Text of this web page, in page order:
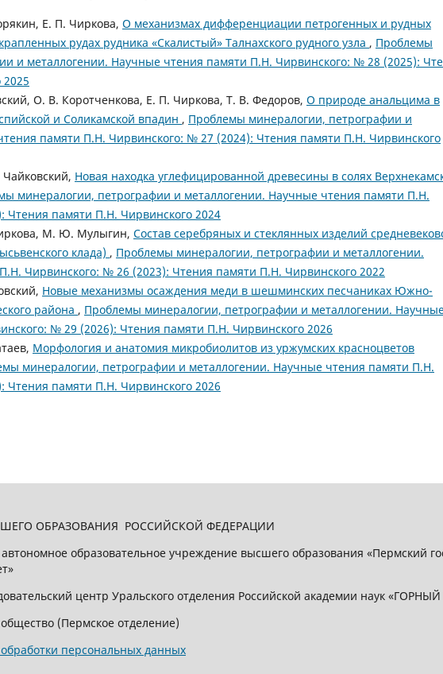
Е. П. Чиркова, О механизмах дифференциации петрогенных и рудных
рудах рудника «Скалистый» Талнахского рудного узла , Проблемы
и металлогении. Научные чтения памяти П.Н. Чирвинского: № 28 (2025):
О. В. Коротченкова, Е. П. Чиркова, Т. В. Федоров, О природе анальцима в
и Соликамской впадин , Проблемы минералогии, петрографии и
памяти П.Н. Чирвинского: № 27 (2024): Чтения памяти П.Н. Чирвинского
Новая находка углефицированной древесины в солях
минералогии, петрографии и металлогении. Научные чтения памяти П.Н.
Чтения памяти П.Н. Чирвинского 2024
М. Ю. Мулыгин, Состав серебряных и стеклянных изделий
клада) , Проблемы минералогии, петрографии и металлогении.
Чирвинского: № 26 (2023): Чтения памяти П.Н. Чирвинского 2022
Новые механизмы осаждения меди в шешминских песчаниках Южно-
района , Проблемы минералогии, петрографии и металлогении.
№ 29 (2026): Чтения памяти П.Н. Чирвинского 2026
Морфология и анатомия микробиолитов из уржумских красноцветов
минералогии, петрографии и металлогении. Научные чтения памяти П.Н.
Чтения памяти П.Н. Чирвинского 2026
ОБРАЗОВАНИЯ РОССИЙСКОЙ ФЕДЕРАЦИИ
образовательное учреждение высшего образования «Пермский
центр Уральского отделения Российской академии наук
(Пермское отделение)
персональных данных